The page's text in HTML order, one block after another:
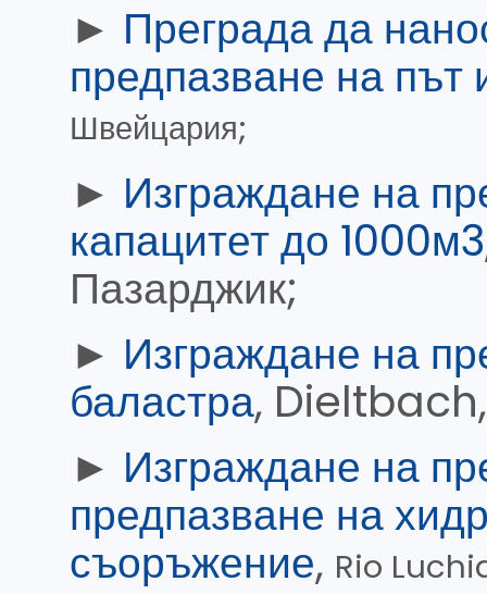
► Преграда да
предпазване на път
Швейцария;
► Изграждане на
капацитет до 1000м3
Пазарджик;
► Изграждане на
баластра,
► Изграждане на
предпазване на
съоръжение, Rio